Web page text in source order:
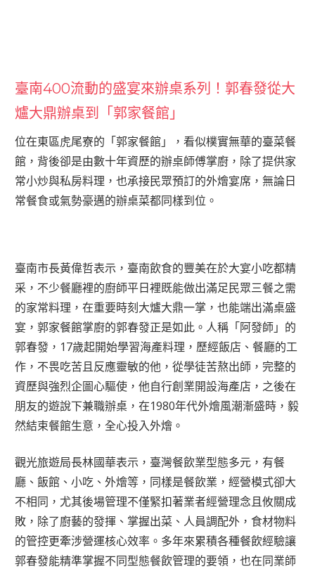
臺南400流動的盛宴來辦桌系列！郭春發從大
爐大鼎辦桌到「郭家餐館」
位在東區虎尾寮的「郭家餐館」，看似樸實無華的臺菜餐
館，背後卻是由數十年資歷的辦桌師傅掌廚，除了提供家
常小炒與私房料理，也承接民眾預訂的外燴宴席，無論日
常餐食或氣勢豪邁的辦桌菜都同樣到位。
臺南市長黃偉哲表示，臺南飲食的豐美在於大宴小吃都精
采，不少餐廳裡的廚師平日裡既能做出滿足民眾三餐之需
的家常料理，在重要時刻大爐大鼎一掌，也能端出滿桌盛
宴，郭家餐館掌廚的郭春發正是如此。人稱「阿發師」的
郭春發，17歲起開始學習海產料理，歷經飯店、餐廳的工
作，不畏吃苦且反應靈敏的他，從學徒苦熬出師，完整的
資歷與強烈企圖心驅使，他自行創業開設海產店，之後在
朋友的遊說下兼職辦桌，在1980年代外燴風潮漸盛時，毅
然結束餐館生意，全心投入外燴。
觀光旅遊局長林國華表示，臺灣餐飲業型態多元，有餐
廳、飯館、小吃、外燴等，同樣是餐飲業，經營模式卻大
不相同，尤其後場管理不僅緊扣著業者經營理念且攸關成
敗，除了廚藝的發揮、掌握出菜、人員調配外，食材物料
的管控更牽涉營運核心效率。多年來累積各種餐飲經驗讓
郭春發能精準掌握不同型態餐飲管理的要領，也在同業師